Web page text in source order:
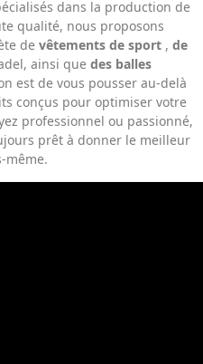
dans la production de
qualité, nous proposons
de vêtements de sport, de
ainsi que des balles
est de vous pousser au-delà
conçus pour optimiser votre
professionnel ou passionné,
prêt à donner le meilleur
même.